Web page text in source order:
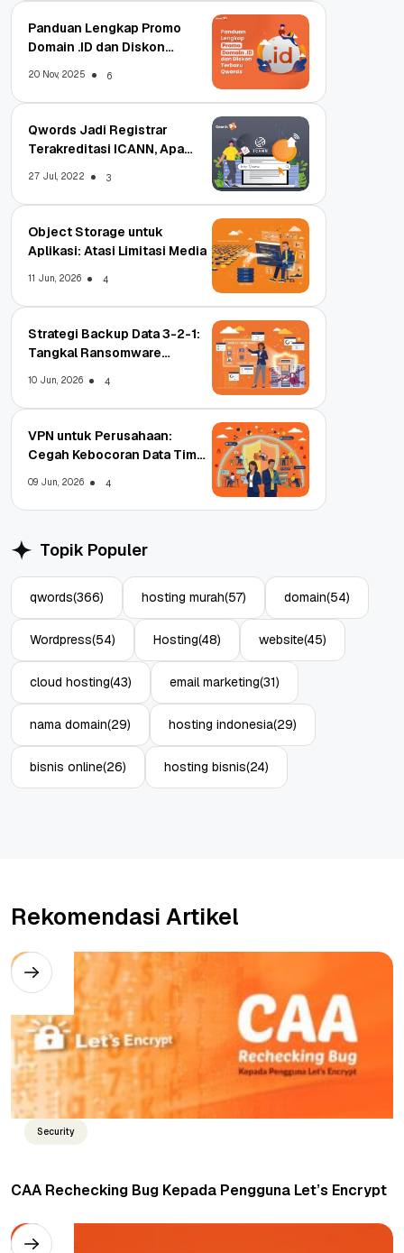
Panduan Lengkap Promo
Domain .ID dan Diskon
20 Nov, 2025 6
Qwords Jadi Registrar
Terakreditasi ICANN, Apa
27 Jul, 2022 3
Object Storage untuk
Aplikasi: Atasi Limitasi Media
11 Jun, 2026 4
Strategi Backup Data 3-2-1:
Tangkal Ransomware
10 Jun, 2026 4
VPN untuk Perusahaan:
Cegah Kebocoran Data Tim
09 Jun, 2026 4
Topik Populer
qwords(366) hosting murah(57) domain(54)
Wordpress(54) Hosting(48) website(45)
cloud hosting(43) email marketing(31)
nama domain(29) hosting indonesia(29)
bisnis online(26) hosting bisnis(24)
Rekomendasi Artikel
Security
CAA Rechecking Bug Kepada Pengguna Let’s Encrypt